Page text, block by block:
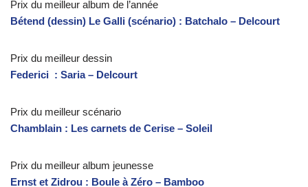
Prix du meilleur album de l’année
Bétend (dessin) Le Galli (scénario) : Batchalo – Delcourt
Prix du meilleur dessin
Federici : Saria – Delcourt
Prix du meilleur scénario
Chamblain : Les carnets de Cerise – Soleil
Prix du meilleur album jeunesse
Ernst et Zidrou : Boule à Zéro – Bamboo